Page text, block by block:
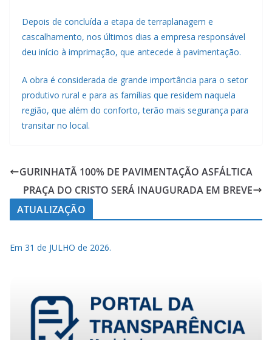
Depois de concluída a etapa de terraplanagem e
cascalhamento, nos últimos dias a empresa responsável
deu início à imprimação, que antecede à pavimentação.
A obra é considerada de grande importância para o setor
produtivo rural e para as famílias que residem naquela
região, que além do conforto, terão mais segurança para
transitar no local.
GURINHATÃ 100% DE PAVIMENTAÇÃO ASFÁLTICA
PRAÇA DO CRISTO SERÁ INAUGURADA EM BREVE
ATUALIZAÇÃO
Em 31 de JULHO de 2026.